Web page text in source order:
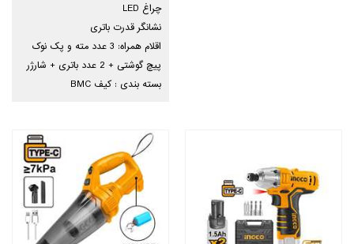
چراغ LED
نشانگر قدرت باتری
اقلام همراه: 3 عدد مته و پک نوک
پیچ گوشتی + 2 عدد باتری + شارژر
بسته بندی : کیف BMC